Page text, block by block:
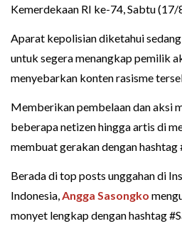
Kemerdekaan RI ke-74, Sabtu
Aparat kepolisian diketahui
untuk segera menangkap pemilik
menyebarkan konten rasisme
Memberikan pembelaan dan aksi
beberapa netizen hingga artis di
membuat gerakan dengan hashtag
Berada di top posts unggahan di
Indonesia,Angga Sasongko
monyet lengkap dengan hashtag